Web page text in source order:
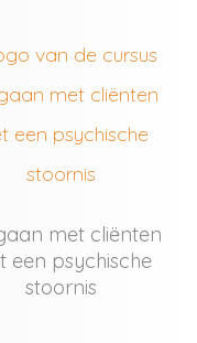
met cliënten
een psychische
stoornis